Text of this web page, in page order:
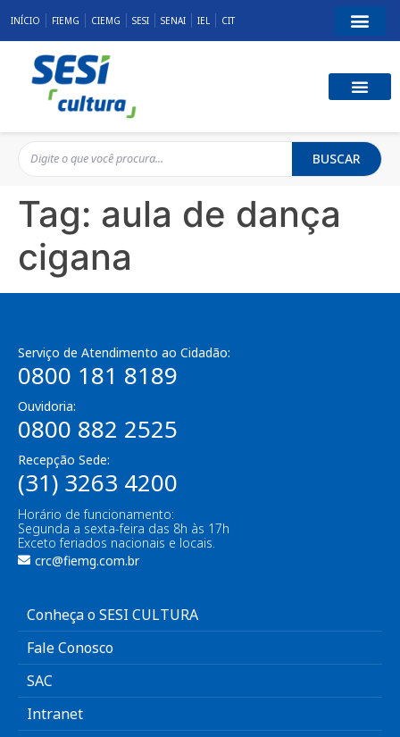
INÍCIO FIEMG CIEMG SESI SENAI IEL CIT
BUSCAR
Tag: aula de dança
cigana
Serviço de Atendimento ao Cidadão:
0800 181 8189
Ouvidoria:
0800 882 2525
Recepção Sede:
(31) 3263 4200
Horário de funcionamento:
Segunda a sexta-feira das 8h às 17h
Exceto feriados nacionais e locais.
crc@fiemg.com.br
Conheça o SESI CULTURA
Fale Conosco
SAC
Intranet